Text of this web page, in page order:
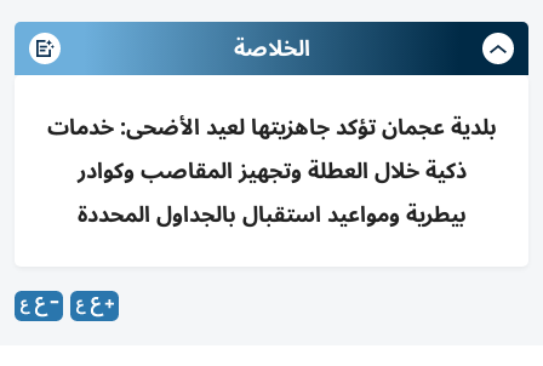
الخلاصة
بلدية عجمان تؤكد جاهزيتها لعيد الأضحى: خدمات
ذكية خلال العطلة وتجهيز المقاصب وكوادر
بيطرية ومواعيد استقبال بالجداول المحددة